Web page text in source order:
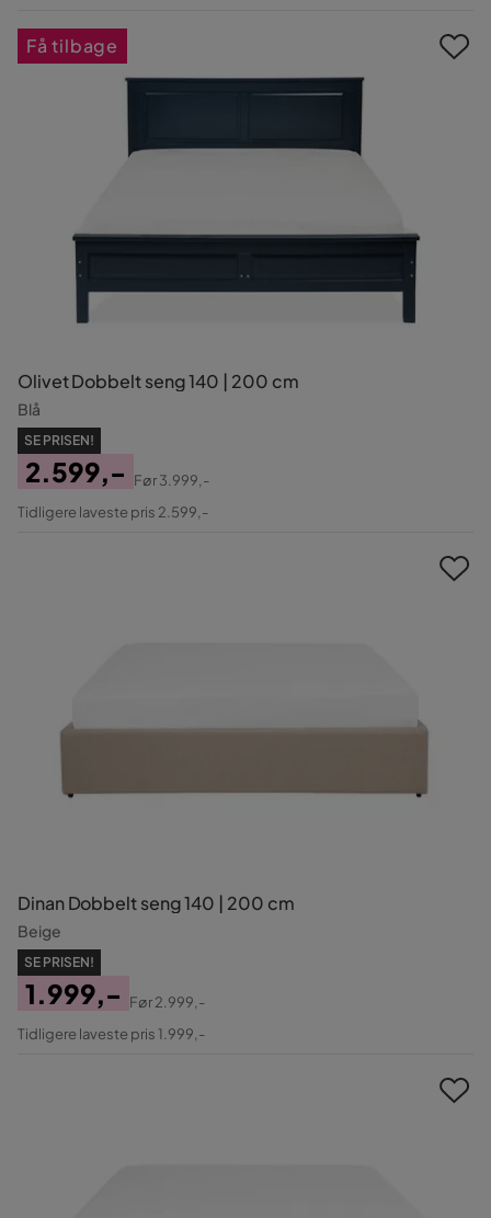
Olivet Dobbelt seng 140 | 200 cm
Blå
SE PRISEN!
Pris
2.599,-
Original
Før3.999,-
Tidligere laveste pris 2.599,-
Få tilbage
Dinan Dobbelt seng 140 | 200 cm
Beige
SE PRISEN!
Pris
1.999,-
Original
Før2.999,-
Tidligere laveste pris 1.999,-